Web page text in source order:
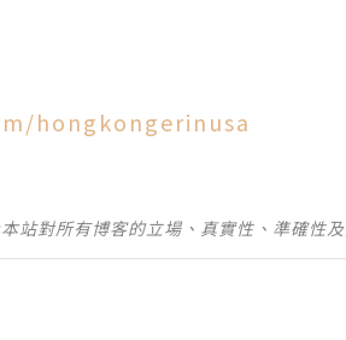
hongkongerinusa
站對所有博客的立場、真實性、準確性